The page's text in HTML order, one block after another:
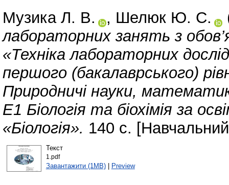
Музика Л. В. , Шелюк Ю. С.
лабораторних занять з
«Техніка лабораторних
першого (бакалаврського)
Природничі науки,
Е1 Біологія та біохімія за
«Біологія». 140 с.
Текст
1.pdf
Завантажити (1MB)| Preview